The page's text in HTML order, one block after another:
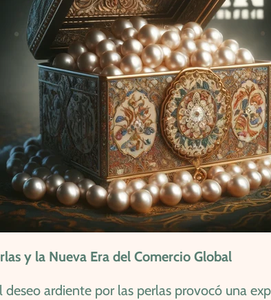
y la Nueva Era del Comercio Global
deseo ardiente por las perlas provocó una